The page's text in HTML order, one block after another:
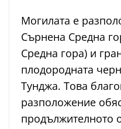
Могилата е
Сърнена Средна
Средна гора) и
плодородната
Тунджа. Това
разположение
продължителното